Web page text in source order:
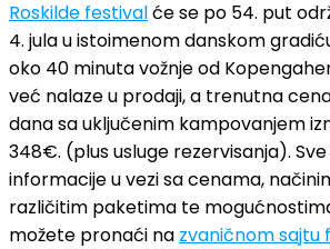
Roskilde festivalće se po 54. put
4. jula u istoimenom danskom
oko 40 minuta vožnje od
već nalaze u prodaji, a trenutna
dana sa uključenim kampovanjem
348€. (plus usluge rezervisanja).
informacije u vezi sa cenama,
različitim paketima te
možete pronaći na zvaničnom sajtu